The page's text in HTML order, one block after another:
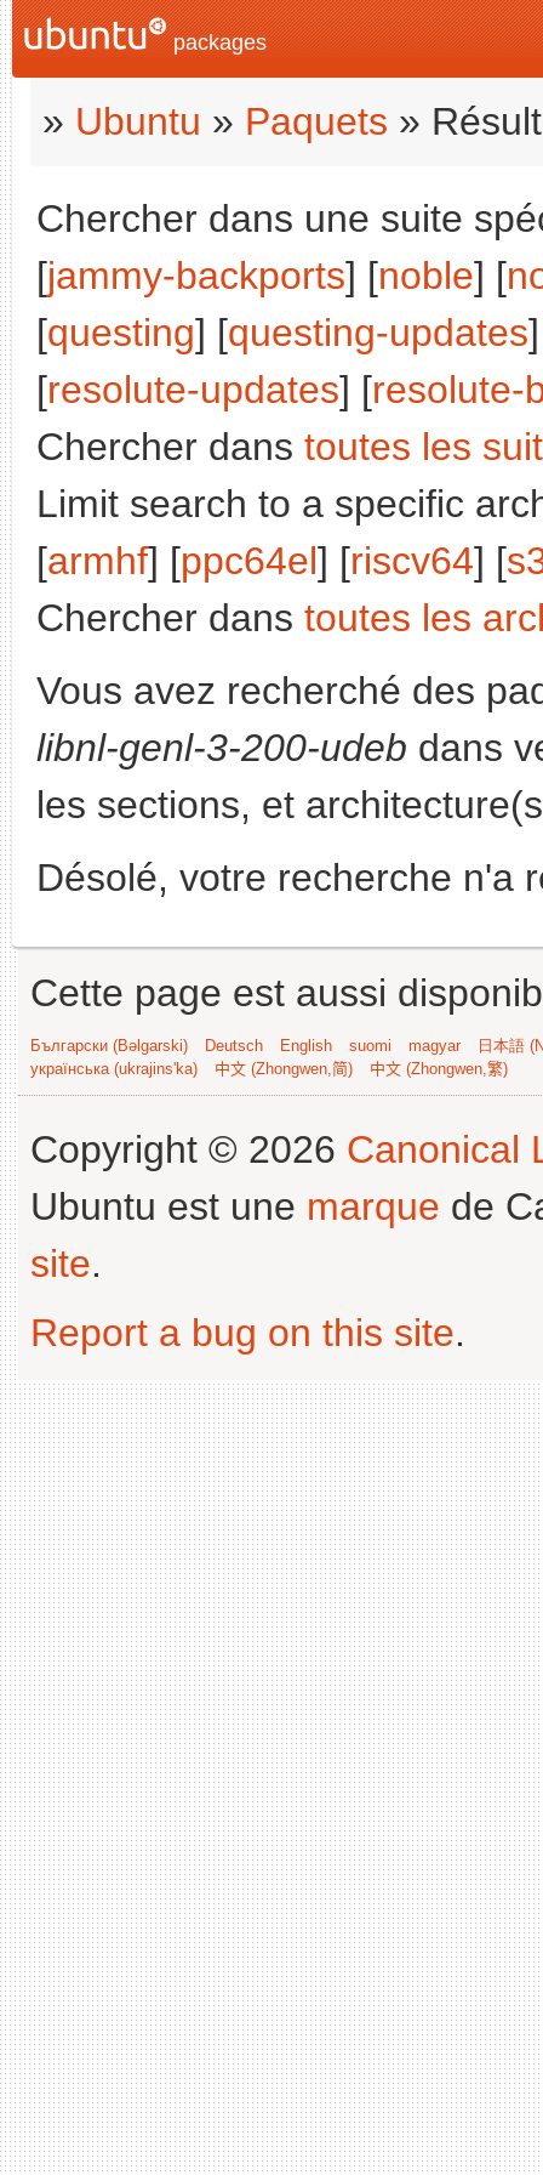
packages
» Ubuntu » Paquets »
Chercher dans une suite
[jammy-backports] [noble] [
[questing] [questing-updates
[resolute-updates] [resolute-
Chercher dans toutes les
Limit search to a specific
[armhf] [ppc64el] [riscv64] [
Chercher dans toutes les
Vous avez recherché des
libnl-genl-3-200-udeb dans
les sections, et
Désolé, votre recherche n'a
Cette page est aussi
Български (Bəlgarski) Deutsch English suomi magyar
日本語
українська (ukrajins'ka)
中文 (Zhongwen,简) 中文 (Zhongwen,繁)
Copyright © 2026 Canonical
Ubuntu est une marque de
site.
Report a bug on this site.